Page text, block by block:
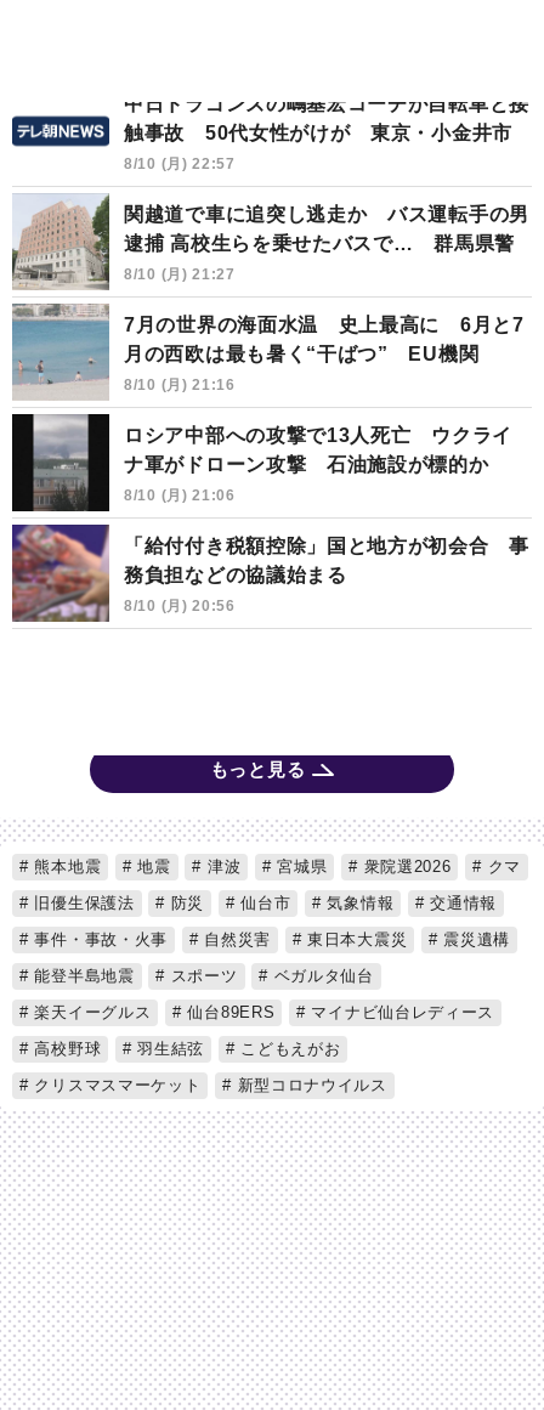
中日ドラゴンズの嶋基宏コーチが自転車と接
触事故 50代女性がけが 東京・小金井市
8/10 (月) 22:57
関越道で車に追突し逃走か バス運転手の男
逮捕 高校生らを乗せたバスで… 群馬県警
8/10 (月) 21:27
7月の世界の海面水温 史上最高に 6月と7
月の西欧は最も暑く“干ばつ” EU機関
8/10 (月) 21:16
ロシア中部への攻撃で13人死亡 ウクライ
ナ軍がドローン攻撃 石油施設が標的か
8/10 (月) 21:06
「給付付き税額控除」国と地方が初会合 事
務負担などの協議始まる
8/10 (月) 20:56
もっと見る
熊本地震 地震 津波 宮城県 衆院選2026
クマ
旧優生保護法
防災 仙台市 気象情報
交通情報
事件・事故・火事
自然災害 東日本大震災
震災遺構
能登半島地震
スポーツ
ベガルタ仙台
楽天イーグルス
仙台89ERS
マイナビ仙台レディース
高校野球
羽生結弦
こどもえがお
クリスマスマーケット
新型コロナウイルス